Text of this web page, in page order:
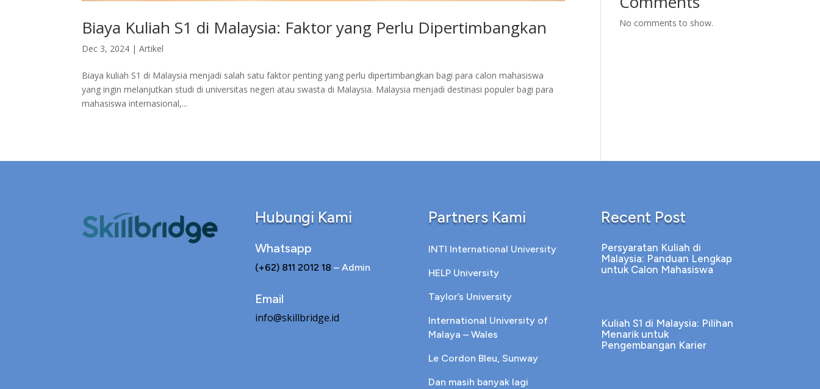
Biaya Kuliah S1 di Malaysia: Faktor yang Perlu Dipertimbangkan
Dec 3, 2024 |Artikel
Biaya kuliah S1 di Malaysia menjadi salah satu faktor penting yang perlu dipertimbangkan bagi para calon mahasiswa
yang ingin melanjutkan studi di universitas negeri atau swasta di Malaysia. Malaysia menjadi destinasi populer bagi para
mahasiswa internasional,...
No comments to show.
Hubungi Kami
Whatsapp
(+62) 811 2012 18 – Admin
Email
info@skillbridge.id
Partners Kami
INTI International University
HELP University
Taylor’s University
International University of
Malaya – Wales
Le Cordon Bleu, Sunway
Dan masih banyak lagi
Recent Post
Persyaratan Kuliah di
Malaysia: Panduan Lengkap
untuk Calon Mahasiswa
Kuliah S1 di Malaysia: Pilihan
Menarik untuk
Pengembangan Karier